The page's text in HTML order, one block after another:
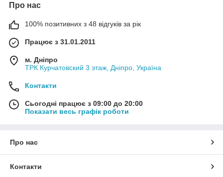
Про нас
100% позитивних з 48 відгуків за рік
Працює з 31.01.2011
м. Дніпро
ТРК Курчатовский 3 этаж, Дніпро, Україна
Контакти
Сьогодні працює з 09:00 до 20:00
Показати весь графік роботи
Про нас
Контакти